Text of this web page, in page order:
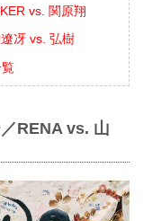
vs. 関原翔
冴 vs. 弘樹
RENA vs. 山